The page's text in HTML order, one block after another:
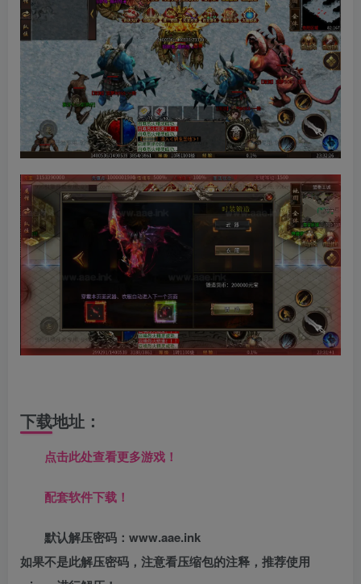
下载地址：
点击此处查看更多游戏！
配套软件下载！
默认解压密码：www.aae.ink
如果不是此解压密码，注意看压缩包的注释，推荐使用